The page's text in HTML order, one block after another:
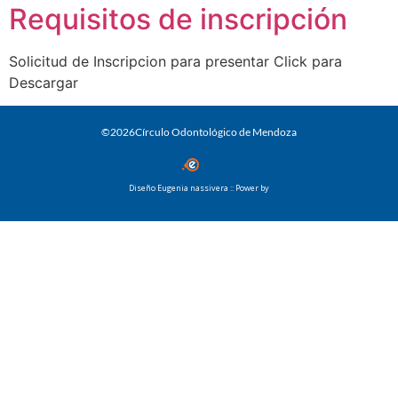
Requisitos de inscripción
Solicitud de Inscripcion para presentar Click para
Descargar
©2026Círculo Odontológico de Mendoza
Diseño Eugenia nassivera :: Power by